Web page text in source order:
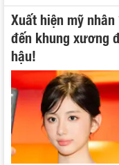
Xuất hiện mỹ
đến khung xương
hậu!